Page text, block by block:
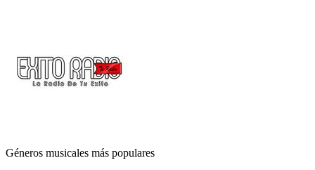
Géneros musicales más populares